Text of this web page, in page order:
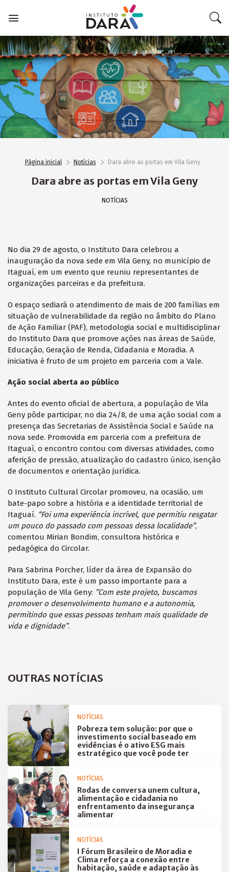
Página inicial Notícias Dara abre as portas em Vila Geny
Dara abre as portas em Vila Geny
NOTÍCIAS
No dia 29 de agosto, o Instituto Dara celebrou a
inauguração da nova sede em Vila Geny, no município de
Itaguaí, em um evento que reuniu representantes de
organizações parceiras e da prefeitura.
O espaço sediará o atendimento de mais de 200 famílias em
situação de vulnerabilidade da região no âmbito do Plano
de Ação Familiar (PAF), metodologia social e multidisciplinar
do Instituto Dara que promove ações nas áreas de Saúde,
Educação, Geração de Renda, Cidadania e Moradia. A
iniciativa é fruto de um projeto em parceria com a Vale.
Ação social aberta ao público
Antes do evento oficial de abertura, a população de Vila
Geny pôde participar, no dia 24/8, de uma ação social com a
presença das Secretarias de Assistência Social e Saúde na
nova sede. Promovida em parceria com a prefeitura de
Itaguaí, o encontro contou com diversas atividades, como
aferição de pressão, atualização do cadastro único, isenção
de documentos e orientação jurídica.
O Instituto Cultural Circolar promoveu, na ocasião, um
bate-papo sobre a história e a identidade territorial de
Itaguaí. “Foi uma experiência incrível, que permitiu resgatar
um pouco do passado com pessoas dessa localidade”,
comentou Mirian Bondim, consultora histórica e
pedagógica do Circolar.
Para Sabrina Porcher, líder da área de Expansão do
Instituto Dara, este é um passo importante para a
população de Vila Geny: ’’Com este projeto, buscamos
promover o desenvolvimento humano e a autonomia,
permitindo que essas pessoas tenham mais qualidade de
vida e dignidade’’.
OUTRAS NOTÍCIAS
NOTÍCIAS
Pobreza tem solução: por que o
investimento social baseado em
evidências é o ativo ESG mais
estratégico que você pode ter
NOTÍCIAS
Rodas de conversa unem cultura,
alimentação e cidadania no
enfrentamento da insegurança
alimentar
NOTÍCIAS
I Fórum Brasileiro de Moradia e
Clima reforça a conexão entre
habitação, saúde e adaptação às